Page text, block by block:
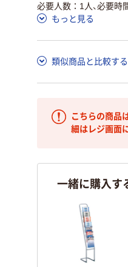
必要人数：1人、必要時
もっと見る
類似商品と比較する
こちらの商品
細はレジ画面
一緒に購入す